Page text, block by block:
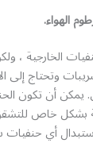
الهواء.
الخارجية ،
وتحتاج إلى
يمكن أن تكون
بشكل خاص
أي